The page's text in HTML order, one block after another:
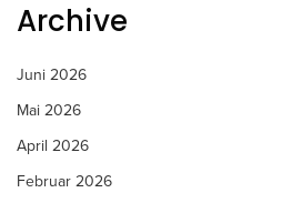
Archive
Juni 2026
Mai 2026
April 2026
Februar 2026